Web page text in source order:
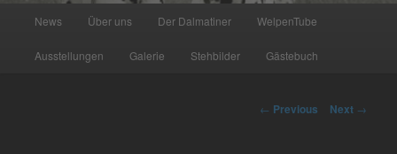
News Über uns Der Dalmatiner WelpenTube
Ausstellungen Galerie Stehbilder Gästebuch
Post
← Previous Next →